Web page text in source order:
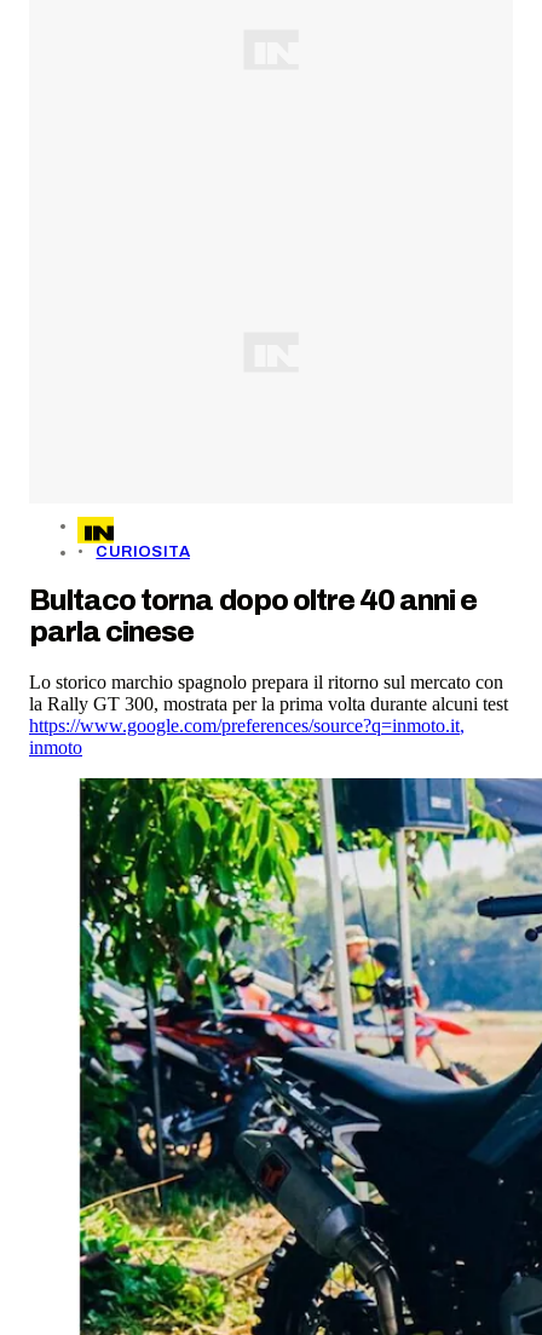
CURIOSITA
Bultaco torna dopo oltre 40 anni e
parla cinese
Lo storico marchio spagnolo prepara il ritorno sul mercato con
la Rally GT 300, mostrata per la prima volta durante alcuni test
https://www.google.com/preferences/source?q=inmoto.it,
inmoto